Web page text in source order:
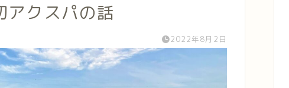
アクスパの話
2022年8月2日